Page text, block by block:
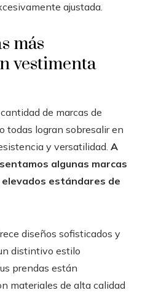
ajustada.
más
vestimenta
de marcas de
todas logran sobresalir en
y versatilidad. A
algunas marcas
estándares de
diseños sofisticados y
distintivo estilo
prendas están
materiales de alta calidad